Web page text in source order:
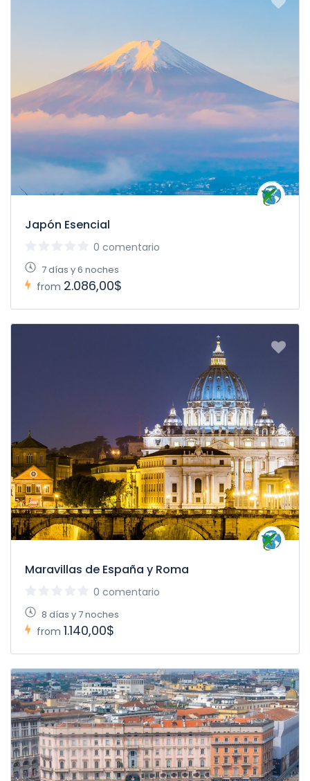
Japón Esencial
0 comentario
7 días y 6 noches
from 2.086,00$
Maravillas de España y Roma
0 comentario
8 días y 7 noches
from 1.140,00$